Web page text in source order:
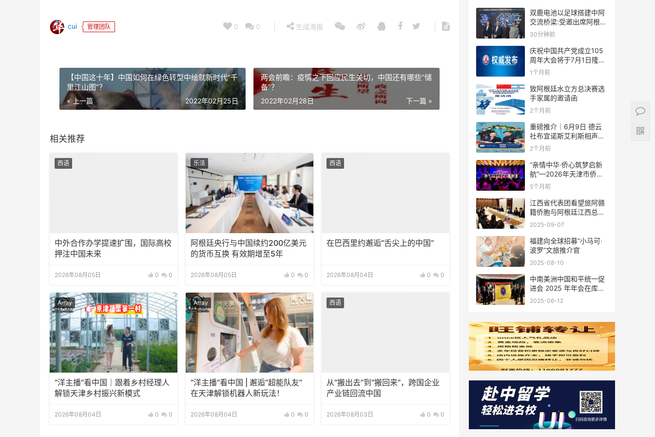
cui 管理团队 0 0 生成海报
【中国这十年】中国如何在绿色转型中绘就新时代“千
里江山图”？
« 上一篇 2022年02月25日
两会前瞻：疫情之下回应民生关切，中国还有哪些“储
备”？
下一篇 »
2022年02月28日
相关推荐
西语
中外合作办学提速扩围，国际高校
押注中国未来
2026年08月05日 0 0
乐活
阿根廷央行与中国续约200亿美元
的货币互换 有效期增至5年
2026年08月05日 0 0
西语
在巴西里约邂逅“舌尖上的中国”
2026年08月04日 0 0
Array
“洋主播”看中国｜跟着乡村经理人
解锁天津乡村振兴新模式
2026年08月04日 0 0
Array
“洋主播”看中国 | 邂逅“超能队友”
在天津解锁机器人新玩法！
2026年08月04日 0 0
西语
从“搬出去”到“搬回来”，跨国企业
产业链回流中国
2026年08月03日 0 0
双鹿电池以足球搭建中阿
交流桥梁:受邀出席阿根廷
足协赞助商招待会！
30分钟前
庆祝中国共产党成立105
周年大会将于7月1日隆重
举行
1个月前
致阿根廷水立方总决赛选
手家属的邀请函
2个月前
重磅推介｜6月9日 德云
社布宜诺斯艾利斯相声专
场！国风曲艺邂逅南美风
结！
2个月前
“亲情中华·侨心筑梦启新
航”—2026年天津市侨界
新春联谊活动成功举办
5个月前
江西省代表团看望旅阿赣
籍侨胞与阿根廷江西总商
会座谈
2025-09-07
福建向全球招募“小马可·
波罗”文旅推介官
2025-08-10
中南美洲中国和平统一促
进会 2025 年年会在库拉
索圆满举行，共绘反“独”
2025-06-12